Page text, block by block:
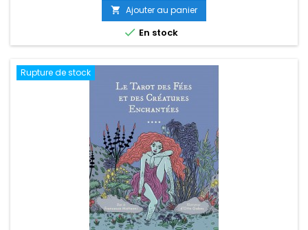
‎ 55101500
 Ajouter au panier
 En stock
Rupture de stock